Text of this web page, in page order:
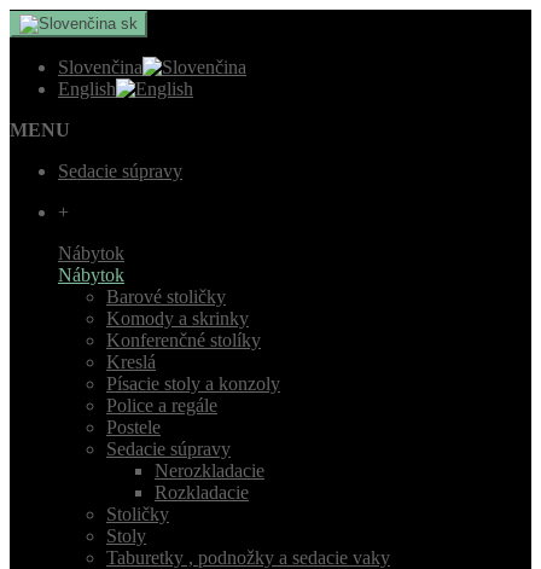
sk
Slovenčina
English
MENU
Sedacie súpravy
+
Nábytok
Nábytok
Barové stoličky
Komody a skrinky
Konferenčné stolíky
Kreslá
Písacie stoly a konzoly
Police a regále
Postele
Sedacie súpravy
Nerozkladacie
Rozkladacie
Stoličky
Stoly
Taburetky , podnožky a sedacie vaky